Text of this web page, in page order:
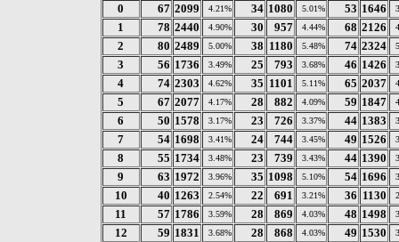
0 67 2099 4.21% 34 1080 5.01% 53 1646
1 78 2440 4.90% 30 957 4.44% 68 2126
2 80 2489 5.00% 38 1180 5.48% 74 2324
3 56 1736 3.49% 25 793 3.68% 46 1426
4 74 2303 4.62% 35 1101 5.11% 65 2037
5 67 2077 4.17% 28 882 4.09% 59 1847
6 50 1578 3.17% 23 726 3.37% 44 1383
7 54 1698 3.41% 24 744 3.45% 49 1526
8 55 1734 3.48% 23 739 3.43% 44 1390
9 63 1972 3.96% 35 1098 5.10% 54 1696
10 40 1263 2.54% 22 691 3.21% 36 1130
11 57 1786 3.59% 28 869 4.03% 48 1498
12 59 1831 3.68% 28 868 4.03% 49 1530